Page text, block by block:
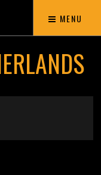
MENU